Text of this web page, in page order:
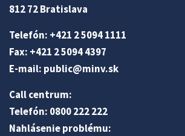
812 72 Bratislava
Telefón: +421 2 5094 1111
Fax: +421 2 5094 4397
E-mail: public@minv.sk
Call centrum:
Telefón: 0800 222 222
Nahlásenie problému: